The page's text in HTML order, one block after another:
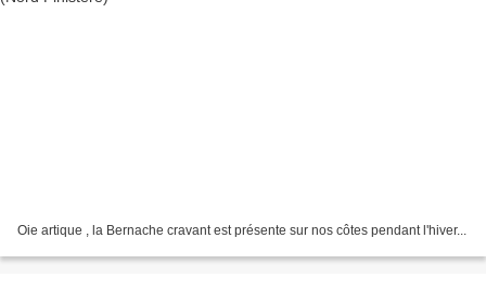
Oie artique , la Bernache cravant est présente sur nos côtes pendant l'hiver...